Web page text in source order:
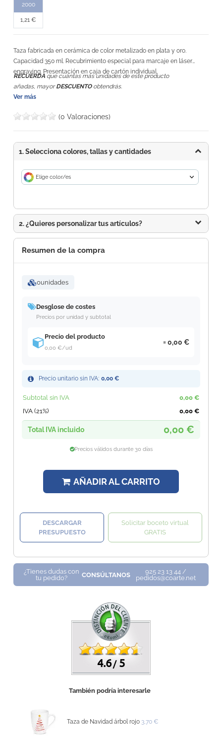
2000
1,21 €
Taza fabricada en cerámica de color metalizado en plata y oro.
Capacidad 350 ml. Recubrimiento especial para marcaje en láser
engraving. Presentación en caja de cartón individual.
RECUERDA que cuántas más unidades de este producto
añadas, mayorDESCUENTOobtendrás.
Ver más
(0 Valoraciones)
1. Selecciona colores, tallas y cantidades
Elige color/es
2. ¿Quieres personalizar tus artículos?
Resumen de la compra
0unidades
Desglose de costes
Precios por unidad y subtotal
Precio del producto
0,00 €/ud
0,00 €
Precio unitario sin IVA: 0,00 €
Subtotal sin IVA
0,00 €
IVA (21%)
0,00 €
Total IVA incluido 0,00 €
Precios válidos durante 30 días
AÑADIR AL CARRITO
DESCARGAR
PRESUPUESTO
Solicitar boceto virtual
GRATIS
¿Tienes dudas con
tu pedido?
CONSÚLTANOS
925 23 13 44 /
pedidos@coarte.net
4.6 /5
También podría interesarle
Taza de Navidad árbol rojo 3,70 €